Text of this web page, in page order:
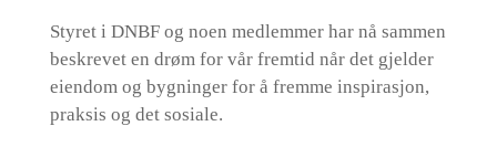
Styret i DNBF og noen medlemmer har nå sammen
beskrevet en drøm for vår fremtid når det gjelder
eiendom og bygninger for å fremme inspirasjon,
praksis og det sosiale.